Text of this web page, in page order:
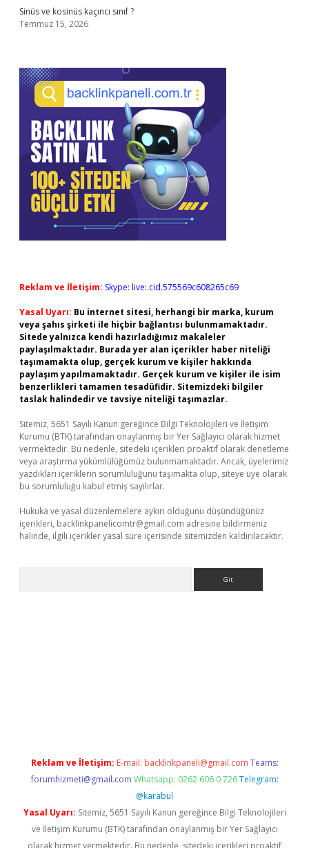
Sinüs ve kosinüs kaçıncı sınıf ?
Temmuz 15, 2026
Reklam ve İletişim: Skype: live:.cid.575569c608265c69
Yasal Uyarı: Bu internet sitesi, herhangi bir marka, kurum
veya şahıs şirketi ile hiçbir bağlantısı bulunmamaktadır.
Sitede yalnızca kendi hazırladığımız makaleler
paylaşılmaktadır. Burada yer alan içerikler haber niteliği
taşımamakta olup, gerçek kurum ve kişiler hakkında
paylaşım yapılmamaktadır. Gerçek kurum ve kişiler ile isim
benzerlikleri tamamen tesadüfidir. Sitemizdeki bilgiler
taslak halindedir ve tavsiye niteliği taşımazlar.
Sitemiz, 5651 Sayılı Kanun gereğince Bilgi Teknolojileri ve İletişim
Kurumu (BTK) tarafından onaylanmış bir Yer Sağlayıcı olarak hizmet
vermektedir. Bu nedenle, sitedeki içerikleri proaktif olarak denetleme
veya araştırma yükümlülüğümüz bulunmamaktadır. Ancak, üyelerimiz
yazdıkları içeriklerin sorumluluğunu taşımakta olup, siteye üye olarak
bu sorumluluğu kabul etmiş sayılırlar.
Hukuka ve yasal düzenlemelere aykırı olduğunu düşündüğünüz
içerikleri, backlinkpanelicomtr@gmail.com adresine bildirmeniz
halinde, ilgili içerikler yasal süre içerisinde sitemizden kaldırılacaktır.
Reklam ve İletişim: E-mail: backlinkpaneli@gmail.com Teams:
forumhizmeti@gmail.com Whatsapp: 0262 606 0 726 Telegram:
@karabul
Yasal Uyarı: Sitemiz, 5651 Sayılı Kanun gereğince Bilgi Teknolojileri
ve İletişim Kurumu (BTK) tarafından onaylanmış bir Yer Sağlayıcı
olarak hizmet vermektedir. Bu nedenle, sitedeki içerikleri proaktif